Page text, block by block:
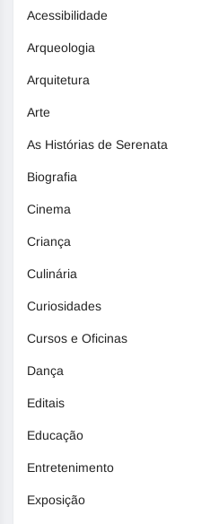
Acessibilidade
Arqueologia
Arquitetura
Arte
As Histórias de Serenata
Biografia
Cinema
Criança
Culinária
Curiosidades
Cursos e Oficinas
Dança
Editais
Educação
Entretenimento
Exposição